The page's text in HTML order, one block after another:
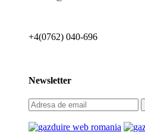
+4(0762) 040-696
Newsletter